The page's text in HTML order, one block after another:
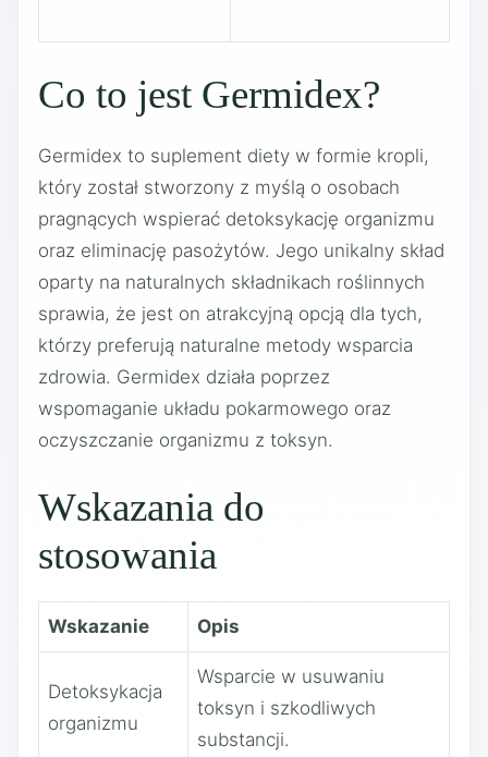
Co to jest Germidex?
Germidex to suplement diety w formie kropli,
który został stworzony z myślą o osobach
pragnących wspierać detoksykację organizmu
oraz eliminację pasożytów. Jego unikalny skład
oparty na naturalnych składnikach roślinnych
sprawia, że jest on atrakcyjną opcją dla tych,
którzy preferują naturalne metody wsparcia
zdrowia. Germidex działa poprzez
wspomaganie układu pokarmowego oraz
oczyszczanie organizmu z toksyn.
Wskazania do
stosowania
Wskazanie Opis
Detoksykacja
organizmu
Wsparcie w usuwaniu
toksyn i szkodliwych
substancji.